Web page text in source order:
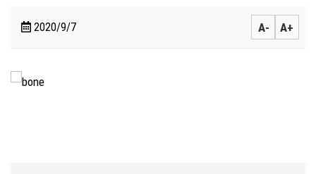
2020/9/7 A- A+